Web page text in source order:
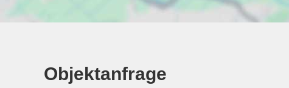
Objektanfrage